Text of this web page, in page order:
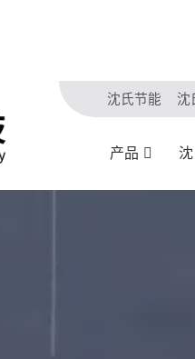
沈氏节能 沈
产品